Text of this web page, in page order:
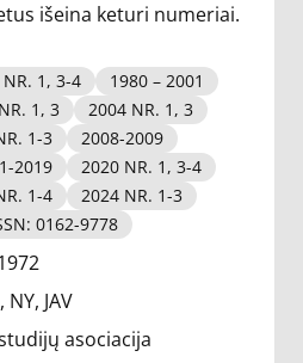
išeina keturi numeriai.
1, 3-4
1980 – 2001
1, 3
2004 NR. 1, 3
1-3
2008-2009
2019
2020 NR. 1, 3-4
1-4
2024 NR. 1-3
0162-9778
JAV
asociacija